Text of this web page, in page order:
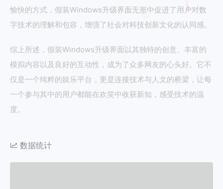
愉快的方式，假装Windows升级界面无形中促进了用户对数
字技术的理解和包容，增强了社会对科技创新文化的认同感。
综上所述，假装Windows升级界面以其独特的创意、丰富的
模拟内容以及良好的互动性，成为了众多网友的心头好。它不
仅是一个纯粹的娱乐平台，更是连接技术与人文的桥梁，让每
一个参与其中的用户都能在欢笑中收获新知，感受技术的温
度。
数据统计